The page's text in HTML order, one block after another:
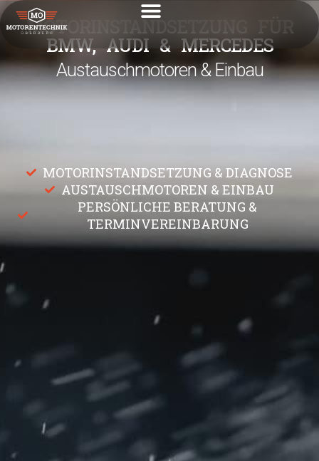
MOTORINSTANDSETZUNG FÜR
BMW, AUDI & MERCEDES
MOTORINSTANDSETZUNG & DIAGNOSE
AUSTAUSCHMOTOREN & EINBAU
PERSÖNLICHE BERATUNG &
TERMINVEREINBARUNG